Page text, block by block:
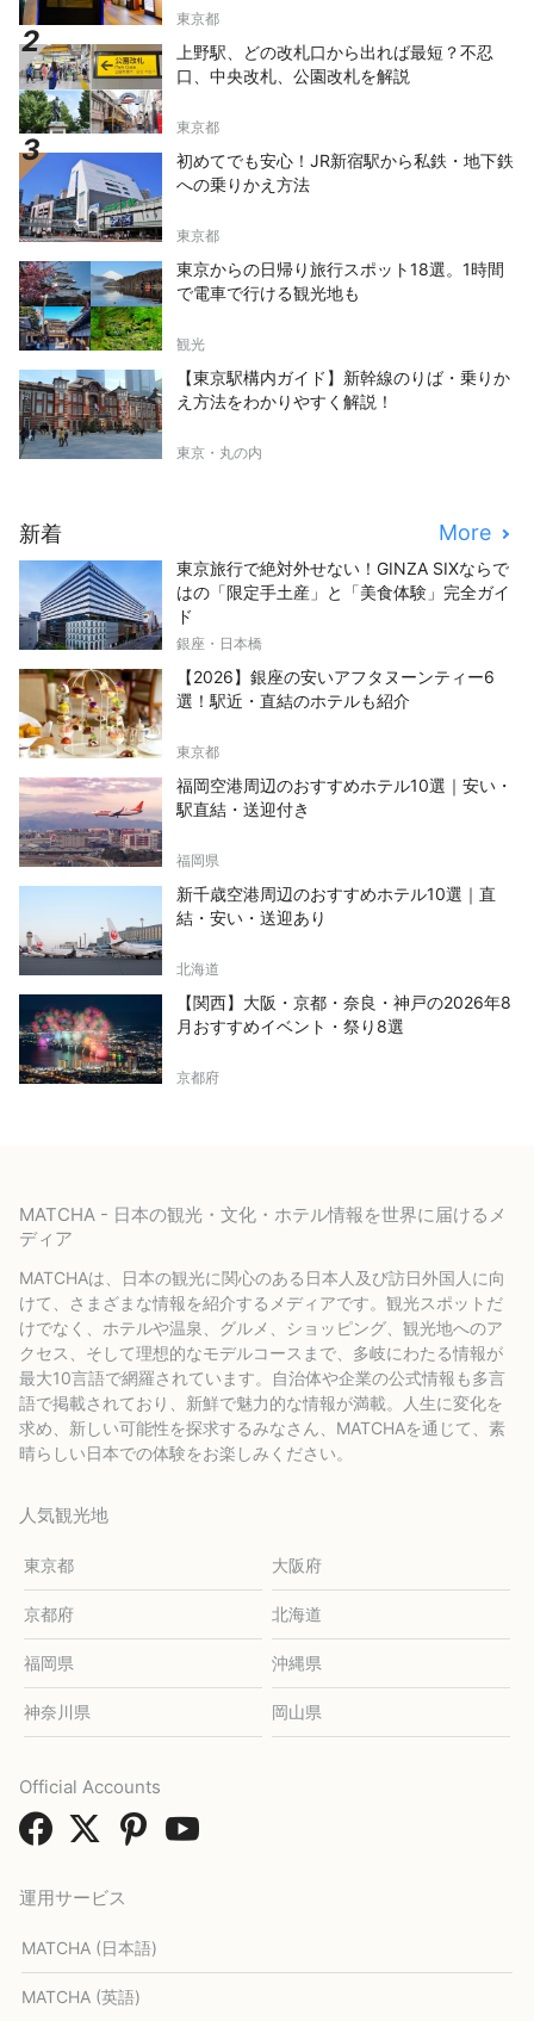
東京都
上野駅、どの改札口から出れば最短？不忍
口、中央改札、公園改札を解説
東京都
初めてでも安心！JR新宿駅から私鉄・地下鉄
への乗りかえ方法
東京都
東京からの日帰り旅行スポット18選。1時間
で電車で行ける観光地も
観光
【東京駅構内ガイド】新幹線のりば・乗りか
え方法をわかりやすく解説！
東京・丸の内
新着 More
東京旅行で絶対外せない！GINZA SIXならで
はの「限定手土産」と「美食体験」完全ガイ
ド
銀座・日本橋
【2026】銀座の安いアフタヌーンティー6
選！駅近・直結のホテルも紹介
東京都
福岡空港周辺のおすすめホテル10選｜安い・
駅直結・送迎付き
福岡県
新千歳空港周辺のおすすめホテル10選｜直
結・安い・送迎あり
北海道
【関西】大阪・京都・奈良・神戸の2026年8
月おすすめイベント・祭り8選
京都府
MATCHA - 日本の観光・文化・ホテル情報を世界に届けるメ
ディア
MATCHAは、日本の観光に関心のある日本人及び訪日外国人に向
けて、さまざまな情報を紹介するメディアです。観光スポットだ
けでなく、ホテルや温泉、グルメ、ショッピング、観光地へのア
クセス、そして理想的なモデルコースまで、多岐にわたる情報が
最大10言語で網羅されています。自治体や企業の公式情報も多言
語で掲載されており、新鮮で魅力的な情報が満載。人生に変化を
求め、新しい可能性を探求するみなさん、MATCHAを通じて、素
晴らしい日本での体験をお楽しみください。
人気観光地
東京都 大阪府
京都府 北海道
福岡県 沖縄県
神奈川県 岡山県
運用サービス
MATCHA (日本語)
MATCHA (英語)
Official Accounts